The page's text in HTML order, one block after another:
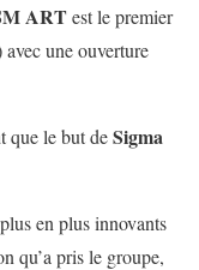
ARTest le premier
une ouverture
que le but deSigma
en plus innovants
qu’a pris le groupe,